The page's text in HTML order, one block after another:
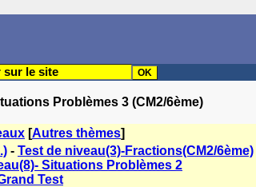
Problèmes 3 (CM2/6ème)
[Autres thèmes]
- Test de niveau(3)-Fractions(CM2/6ème)
Situations Problèmes 2
Test